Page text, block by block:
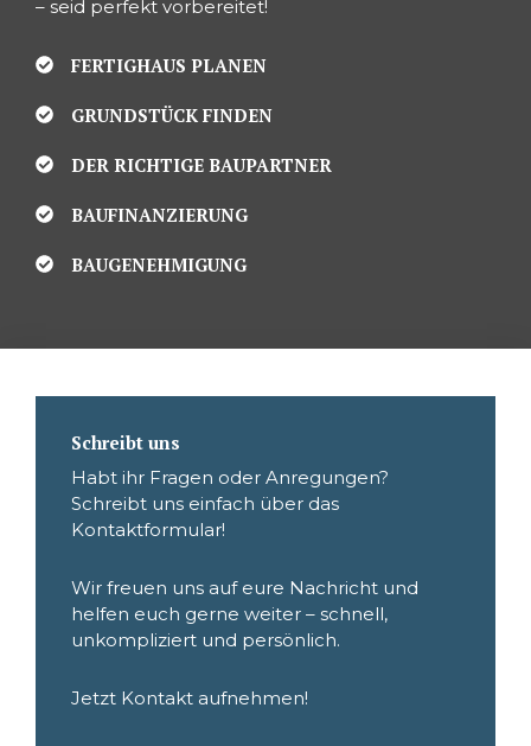
– seid perfekt vorbereitet!
FERTIGHAUS PLANEN
GRUNDSTÜCK FINDEN
DER RICHTIGE BAUPARTNER
BAUFINANZIERUNG
BAUGENEHMIGUNG
Schreibt uns
Habt ihr Fragen oder Anregungen?
Schreibt uns einfach über das
Kontaktformular!
Wir freuen uns auf eure Nachricht und
helfen euch gerne weiter – schnell,
unkompliziert und persönlich.
Jetzt Kontakt aufnehmen!